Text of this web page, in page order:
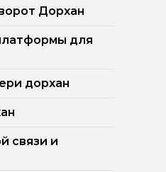
Дорхан
для
дорхан
связи и